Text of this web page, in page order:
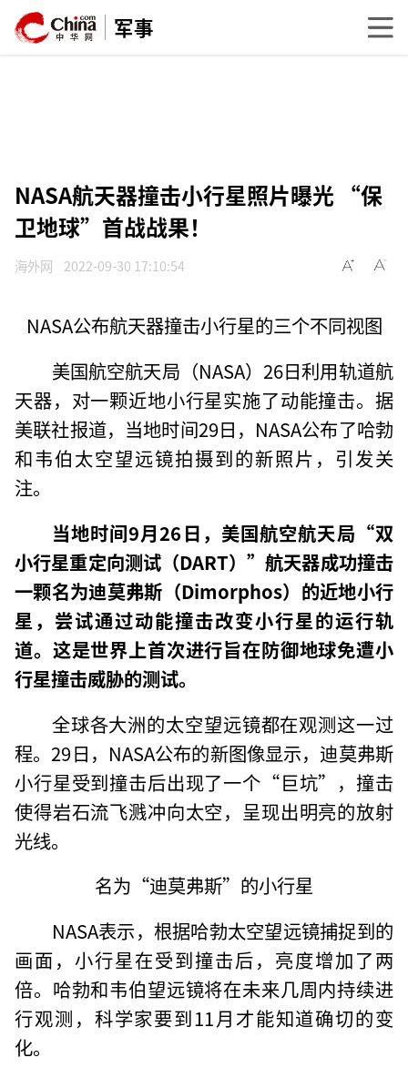
军事
NASA航天器撞击小行星照片曝光 “保
卫地球”首战战果！
海外网 2022-09-30 17:10:54
NASA公布航天器撞击小行星的三个不同视图
美国航空航天局（NASA）26日利用轨道航
天器，对一颗近地小行星实施了动能撞击。据
美联社报道，当地时间29日，NASA公布了哈勃
和韦伯太空望远镜拍摄到的新照片，引发关
注。
当地时间9月26日，美国航空航天局“双
小行星重定向测试（DART）”航天器成功撞击
一颗名为迪莫弗斯（Dimorphos）的近地小行
星，尝试通过动能撞击改变小行星的运行轨
道。这是世界上首次进行旨在防御地球免遭小
行星撞击威胁的测试。
全球各大洲的太空望远镜都在观测这一过
程。29日，NASA公布的新图像显示，迪莫弗斯
小行星受到撞击后出现了一个“巨坑”，撞击
使得岩石流飞溅冲向太空，呈现出明亮的放射
光线。
名为“迪莫弗斯”的小行星
NASA表示，根据哈勃太空望远镜捕捉到的
画面，小行星在受到撞击后，亮度增加了两
倍。哈勃和韦伯望远镜将在未来几周内持续进
行观测，科学家要到11月才能知道确切的变
化。